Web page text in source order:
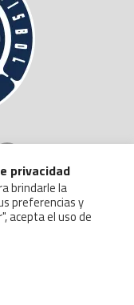
privacidad
brindarle la
preferencias y
acepta el uso de